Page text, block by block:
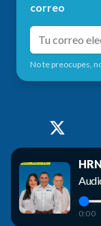
correo
No te preocupes,
2026
0:00